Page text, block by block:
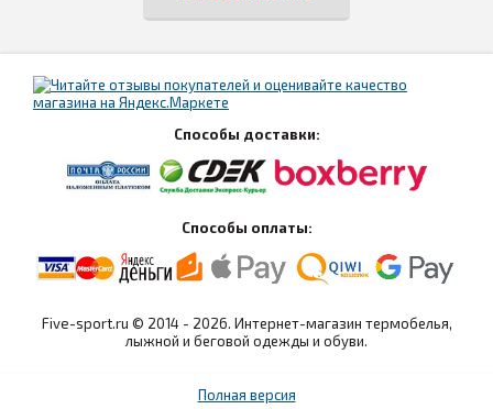
Способы доставки:
Способы оплаты:
Five-sport.ru © 2014 - 2026. Интернет-магазин термобелья,
лыжной и беговой одежды и обуви.
Полная версия